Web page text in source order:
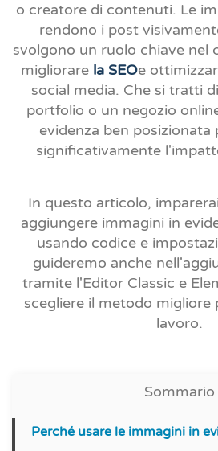
o creatore di contenuti. Le
rendono i post
svolgono un ruolo chiave nel
migliorare la SEOe
social media. Che si tratti
portfolio o un negozio
evidenza ben
significativamente
In questo articolo,
aggiungere immagini in
usando codice e
guideremo anche
tramite l'Editor Classic e
scegliere il metodo migliore
lavoro.
Sommario
Perché usare le immagini in